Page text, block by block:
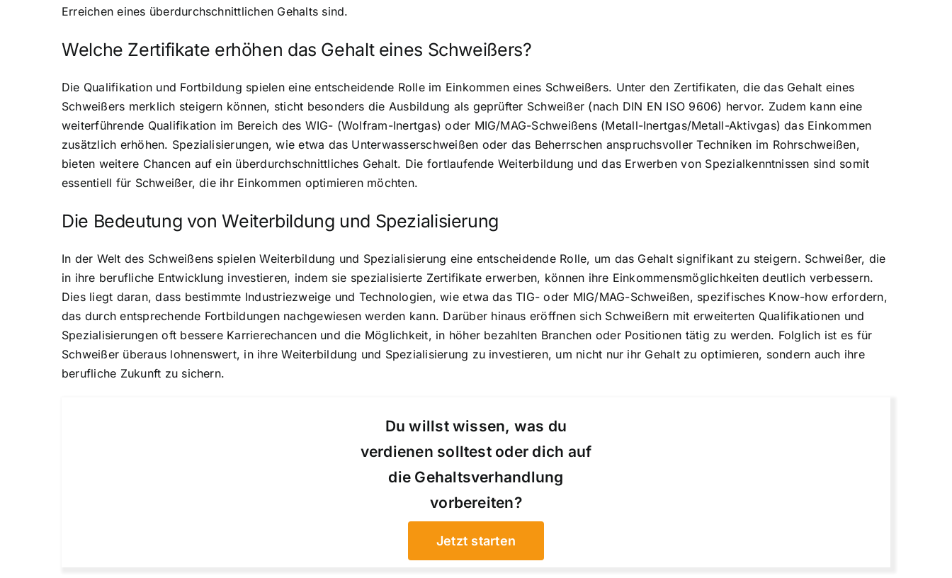
Erreichen eines überdurchschnittlichen Gehalts sind.
Welche Zertifikate erhöhen das Gehalt eines Schweißers?
Die Qualifikation und Fortbildung spielen eine entscheidende Rolle im Einkommen eines Schweißers. Unter den Zertifikaten, die das Gehalt eines
Schweißers merklich steigern können, sticht besonders die Ausbildung als geprüfter Schweißer (nach DIN EN ISO 9606) hervor. Zudem kann eine
weiterführende Qualifikation im Bereich des WIG- (Wolfram-Inertgas) oder MIG/MAG-Schweißens (Metall-Inertgas/Metall-Aktivgas) das Einkommen
zusätzlich erhöhen. Spezialisierungen, wie etwa das Unterwasserschweißen oder das Beherrschen anspruchsvoller Techniken im Rohrschweißen,
bieten weitere Chancen auf ein überdurchschnittliches Gehalt. Die fortlaufende Weiterbildung und das Erwerben von Spezialkenntnissen sind somit
essentiell für Schweißer, die ihr Einkommen optimieren möchten.
Die Bedeutung von Weiterbildung und Spezialisierung
In der Welt des Schweißens spielen Weiterbildung und Spezialisierung eine entscheidende Rolle, um das Gehalt signifikant zu steigern. Schweißer, die
in ihre berufliche Entwicklung investieren, indem sie spezialisierte Zertifikate erwerben, können ihre Einkommensmöglichkeiten deutlich verbessern.
Dies liegt daran, dass bestimmte Industriezweige und Technologien, wie etwa das TIG- oder MIG/MAG-Schweißen, spezifisches Know-how erfordern,
das durch entsprechende Fortbildungen nachgewiesen werden kann. Darüber hinaus eröffnen sich Schweißern mit erweiterten Qualifikationen und
Spezialisierungen oft bessere Karrierechancen und die Möglichkeit, in höher bezahlten Branchen oder Positionen tätig zu werden. Folglich ist es für
Schweißer überaus lohnenswert, in ihre Weiterbildung und Spezialisierung zu investieren, um nicht nur ihr Gehalt zu optimieren, sondern auch ihre
berufliche Zukunft zu sichern.
Du willst wissen, was du
verdienen solltest oder dich auf
die Gehaltsverhandlung
vorbereiten?
Jetzt starten